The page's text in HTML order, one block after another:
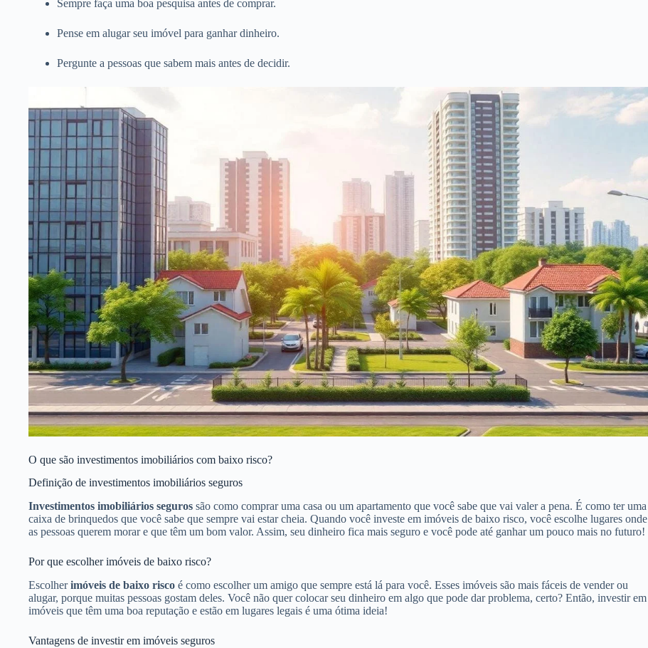
Sempre faça uma boa pesquisa antes de comprar.
Pense em alugar seu imóvel para ganhar dinheiro.
Pergunte a pessoas que sabem mais antes de decidir.
O que são investimentos imobiliários com baixo risco?
Definição de investimentos imobiliários seguros
Investimentos imobiliários seguros são como comprar uma casa ou um apartamento que você sabe que vai valer a pena. É como ter uma
caixa de brinquedos que você sabe que sempre vai estar cheia. Quando você investe em imóveis de baixo risco, você escolhe lugares onde
as pessoas querem morar e que têm um bom valor. Assim, seu dinheiro fica mais seguro e você pode até ganhar um pouco mais no futuro!
Por que escolher imóveis de baixo risco?
Escolherimóveis de baixo risco é como escolher um amigo que sempre está lá para você. Esses imóveis são mais fáceis de vender ou
alugar, porque muitas pessoas gostam deles. Você não quer colocar seu dinheiro em algo que pode dar problema, certo? Então, investir em
imóveis que têm uma boa reputação e estão em lugares legais é uma ótima ideia!
Vantagens de investir em imóveis seguros